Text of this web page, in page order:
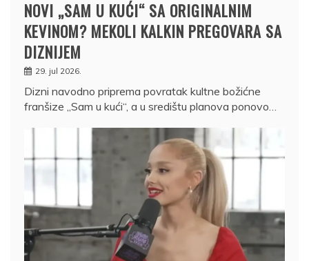
NOVI „SAM U KUĆI“ SA ORIGINALNIM
KEVINOM? MEKOLI KALKIN PREGOVARA SA
DIZNIJEM
29. jul 2026.
Dizni navodno priprema povratak kultne božićne
franšize „Sam u kući“, a u središtu planova ponovo…